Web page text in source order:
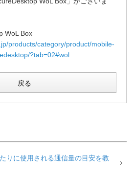
WoL Box
products/category/product/mobile-
?tab=02#wol
戻る
りに使用される通信量の目安を教